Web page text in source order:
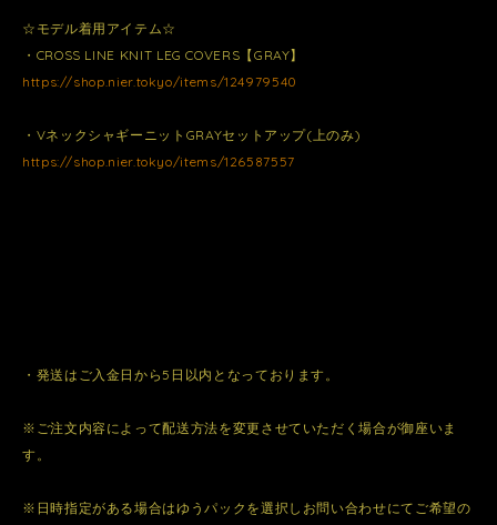
☆モデル着用アイテム☆
・CROSS LINE KNIT LEG COVERS【GRAY】
https://shop.nier.tokyo/items/124979540
・VネックシャギーニットGRAYセットアップ(上のみ)
https://shop.nier.tokyo/items/126587557
・発送はご入金日から5日以内となっております。
※ご注文内容によって配送方法を変更させていただく場合が御座いま
す。
※日時指定がある場合はゆうパックを選択しお問い合わせにてご希望の